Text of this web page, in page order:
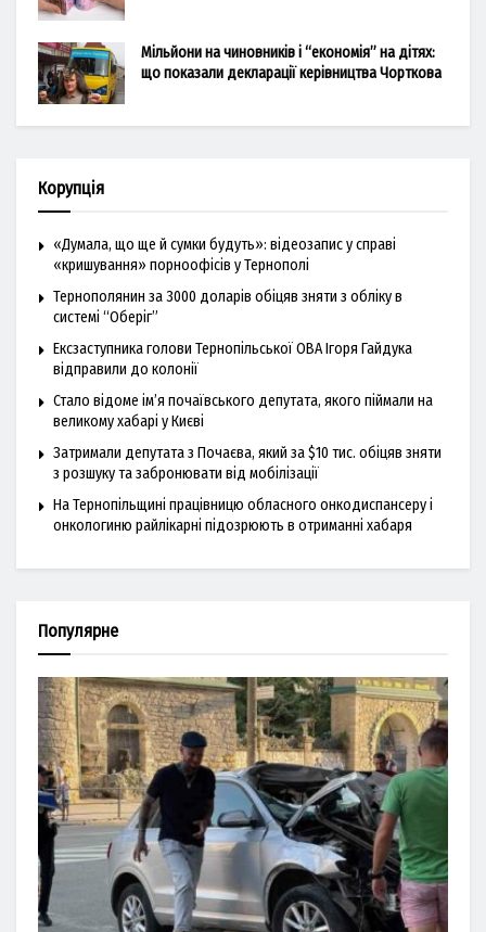
Мільйони на чиновників і “економія” на дітях:
що показали декларації керівництва Чорткова
Корупція
«Думала, що ще й сумки будуть»: відеозапис у справі
«кришування» порноофісів у Тернополі
Тернополянин за 3000 доларів обіцяв зняти з обліку в
системі “Оберіг”
Ексзаступника голови Тернопільської ОВА Ігоря Гайдука
відправили до колонії
Стало відоме ім’я почаївського депутата, якого піймали на
великому хабарі у Києві
Затримали депутата з Почаєва, який за $10 тис. обіцяв зняти
з розшуку та забронювати від мобілізації
На Тернопільщині працівницю обласного онкодиспансеру і
онкологиню райлікарні підозрюють в отриманні хабаря
Популярне